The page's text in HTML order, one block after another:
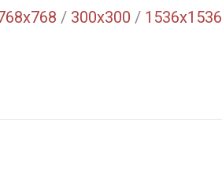
/ 300x300 / 1536x1536